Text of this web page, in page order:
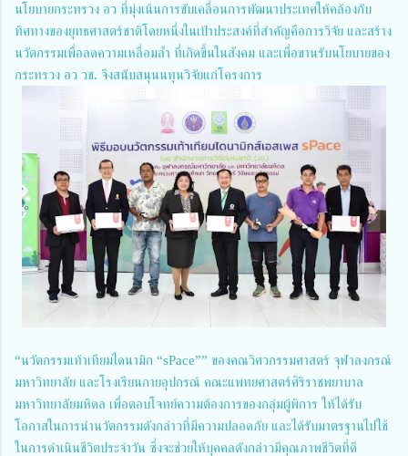
นโยบายกระทรวง อว ที่มุ่งเน้นการขับเคลื่อนการพัฒนาประเทศให้คล้องกับ
ทิศทางของยุทธศาสตร์ชาติโดยหนึ่งในเป้าประสงค์ที่สำคัญคือการวิจัย และสร้าง
นวัตกรรมเพื่อลดความเหลื่อมล้ำ ที่เกิดขึ้นในสังคม และเพื่อขานรับนโยบายของ
กระทรวง อว วช. จึงสนับสนุนนทุนวิจัยแก่โครงการ
“นวัตกรรมเท้าเทียมไดนามิก “sPace”” ของคณวิศวกรรมศาสตร์ จุฬาลงกรณ์
มหาวิทยาลัย และโรงเรียนกายอุปกรณ์ คณะแพทยศาสตร์ศิริราชพยาบาล
มหาวิทยาลัยมหิดล เพื่อตอบโจทย์ความต้องการของกลุ่มผู้พิการ ให้ได้รับ
โอกาสในการนำนวัตกรรมดังกล่าวที่มีความปลอดภัย และได้รับมาตรฐานไปใช้
ในการดำเนินชีวิตประจำวัน ซึ่งจะช่วยให้บุคคลดังกล่าวมีคุณภาพชีวิตที่ดี